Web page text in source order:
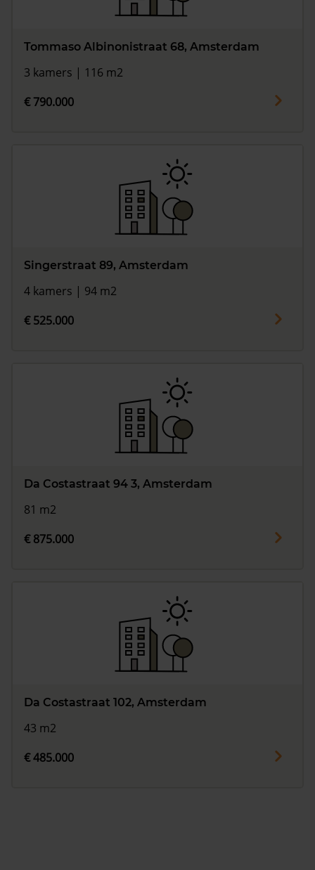
Tommaso Albinonistraat 68, Amsterdam
3 kamers | 116 m2
€ 790.000
Singerstraat 89, Amsterdam
4 kamers | 94 m2
€ 525.000
Da Costastraat 94 3, Amsterdam
81 m2
€ 875.000
Da Costastraat 102, Amsterdam
43 m2
€ 485.000